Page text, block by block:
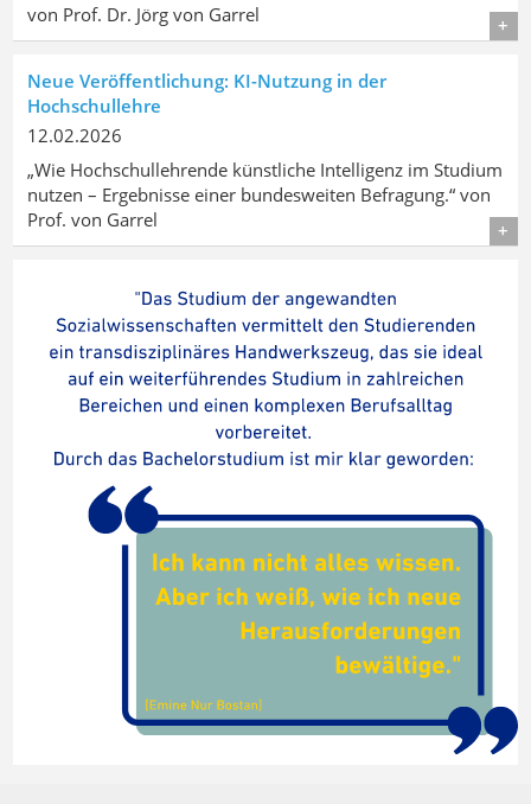
von Prof. Dr. Jörg von Garrel
Details
Neue Veröffentlichung: KI-Nutzung in der
Hochschullehre
12.02.2026
„Wie Hochschullehrende künstliche Intelligenz im Studium
nutzen – Ergebnisse einer bundesweiten Befragung.“ von
Prof. von Garrel
Details